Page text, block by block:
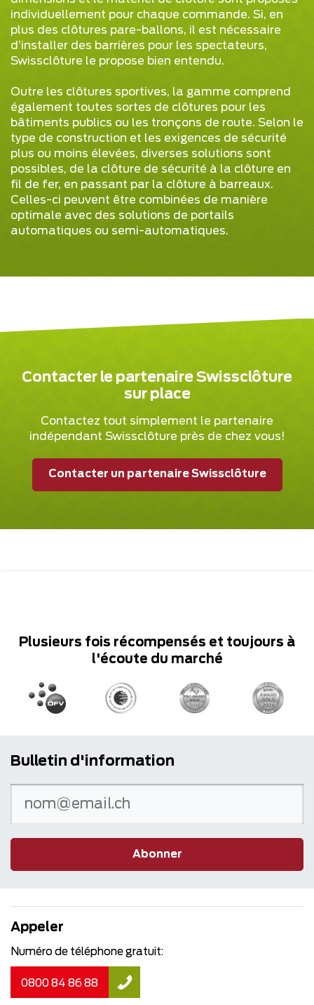
individuellement pour chaque commande. Si, en
plus des clôtures pare-ballons, il est nécessaire
d’installer des barrières pour les spectateurs,
Swissclôture le propose bien entendu.
Outre les clôtures sportives, la gamme comprend
également toutes sortes de clôtures pour les
bâtiments publics ou les tronçons de route. Selon le
type de construction et les exigences de sécurité
plus ou moins élevées, diverses solutions sont
possibles, de la clôture de sécurité à la clôture en
fil de fer, en passant par la clôture à barreaux.
Celles-ci peuvent être combinées de manière
optimale avec des solutions de portails
automatiques ou semi-automatiques.
Contacter le partenaire Swissclôture
sur place
Contactez tout simplement le partenaire
indépendant Swissclôture près de chez vous!
Contacter un partenaire Swissclôture
Plusieurs fois récompensés et toujours à
l'écoute du marché
Bulletin d'information
Abonner
Appeler
Numéro de téléphone gratuit:
0800 84 86 88